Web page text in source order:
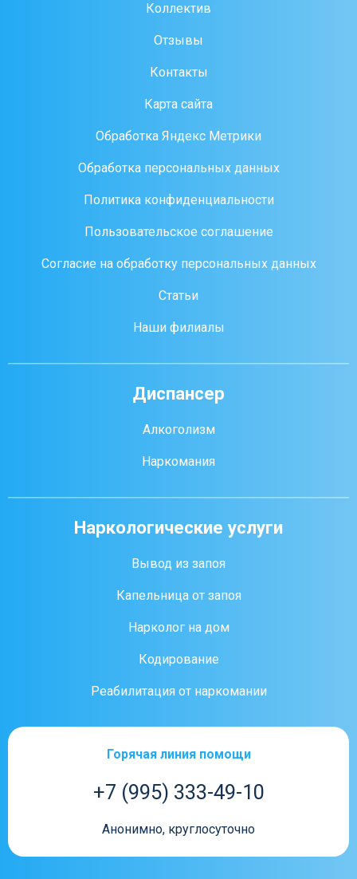
Коллектив
Отзывы
Контакты
Карта сайта
Обработка Яндекс Метрики
Обработка персональных данных
Политика конфиденциальности
Пользовательское соглашение
Согласие на обработку персональных данных
Статьи
Наши филиалы
Диспансер
Алкоголизм
Наркомания
Наркологические услуги
Вывод из запоя
Капельница от запоя
Нарколог на дом
Кодирование
Реабилитация от наркомании
Горячая линия помощи
+7 (995) 333-49-10
Анонимно, круглосуточно